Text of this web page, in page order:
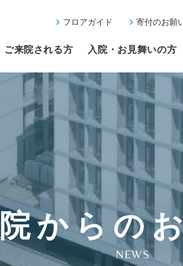
フロアガイド 寄付のお願
ご来院される方 入院・お見舞いの方
からの
NEWS